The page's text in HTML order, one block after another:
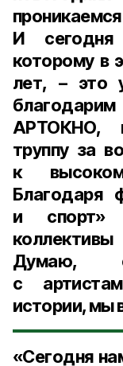
И
которому в
лет, – это
АРТОКНО,
труппу за
к
Благодаря
и спорт»
Думаю,
с
истории, мы
«Сегодня